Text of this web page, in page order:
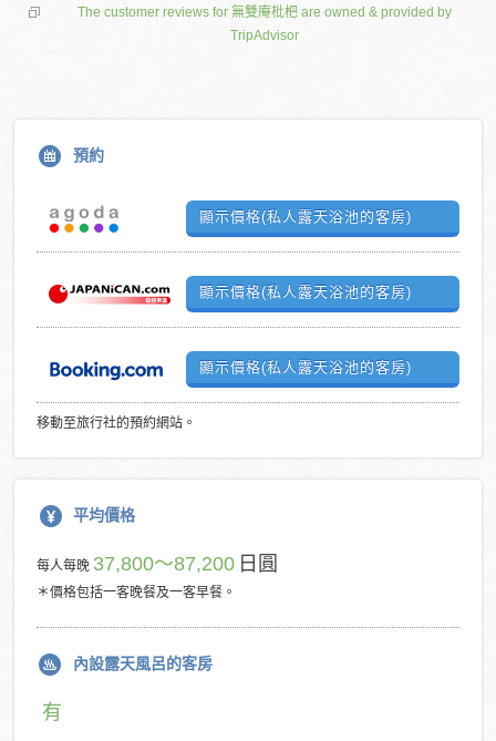
The customer reviews for 無雙庵枇杷 are owned & provided by
TripAdvisor
預約
顯示價格(私人露天浴池的客房)
顯示價格(私人露天浴池的客房)
顯示價格(私人露天浴池的客房)
移動至旅行社的預約網站。
平均價格
每人每晚 37,800～87,200 日圓
＊價格包括一客晚餐及一客早餐。
內設露天風呂的客房
有